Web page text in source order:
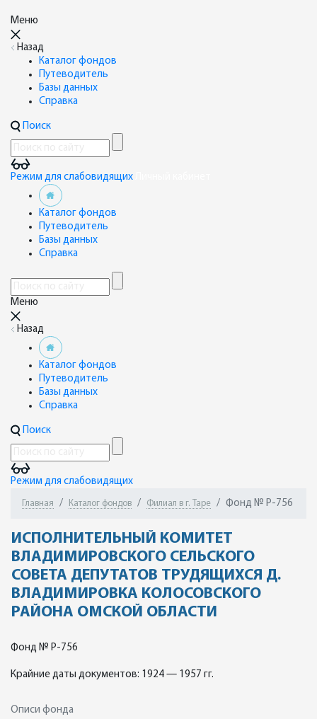
Меню
Назад
Каталог фондов
Путеводитель
Базы данных
Справка
Поиск
Режим для слабовидящих
Каталог фондов
Путеводитель
Базы данных
Справка
Меню
Назад
Каталог фондов
Путеводитель
Базы данных
Справка
Поиск
Режим для слабовидящих
Главная Каталог фондов Филиал в г. Таре Фонд № Р-756
ИСПОЛНИТЕЛЬНЫЙ КОМИТЕТ
ВЛАДИМИРОВСКОГО СЕЛЬСКОГО
СОВЕТА ДЕПУТАТОВ ТРУДЯЩИХСЯ Д.
ВЛАДИМИРОВКА КОЛОСОВСКОГО
РАЙОНА ОМСКОЙ ОБЛАСТИ
Фонд № Р-756
Крайние даты документов: 1924 — 1957 гг.
Описи фонда